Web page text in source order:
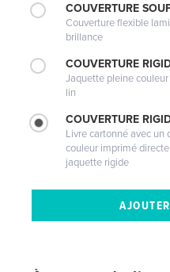
COUVERTURE
Couverture flexible
brillance
COUVERTURE
Jaquette pleine
lin
COUVERTURE
Livre cartonné avec un
couleur imprimé
jaquette rigide